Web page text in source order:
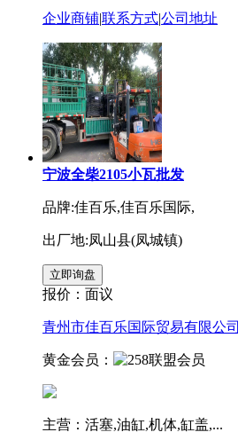
企业商铺|联系方式|公司地址
宁波全柴2105小瓦批发
品牌:佳百乐,佳百乐国际,
出厂地:凤山县(凤城镇)
报价： 面议
青州市佳百乐国际贸易有限公司
黄金会员：
主营：活塞,油缸,机体,缸盖,...